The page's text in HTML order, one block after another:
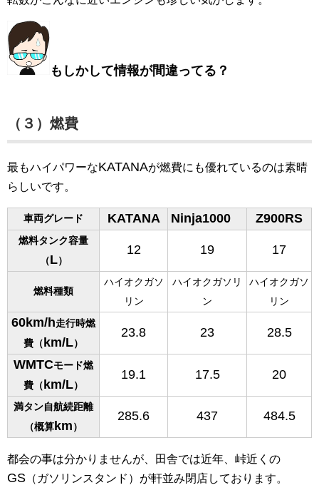
もしかして情報が間違ってる？
（３）燃費
最もハイパワーなKATANAが燃費にも優れているのは素晴
らしいです。
車両グレード KATANA Ninja1000 Z900RS
燃料タンク容量
（L）
12 19 17
燃料種類
ハイオクガソ
リン
ハイオクガソリ
ン
ハイオクガソ
リン
60km/h走行時燃
費（km/L）
23.8 23 28.5
WMTCモード燃
費（km/L）
19.1 17.5 20
満タン自航続距離
（概算km ）
285.6 437 484.5
都会の事は分かりませんが、田舎では近年、峠近くの
GS （ガソリンスタンド）が軒並み閉店しております。